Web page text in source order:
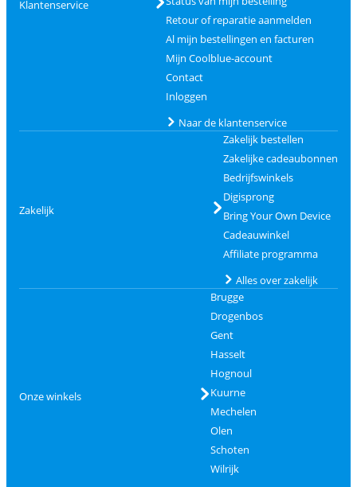
Klantenservice
Retour of reparatie aanmelden
Al mijn bestellingen en facturen
Mijn Coolblue-account
Contact
Inloggen
Naar de klantenservice
Zakelijk
Zakelijk bestellen
Zakelijke cadeaubonnen
Bedrijfswinkels
Digisprong
Bring Your Own Device
Cadeauwinkel
Affiliate programma
Alles over zakelijk
Onze winkels
Brugge
Drogenbos
Gent
Hasselt
Hognoul
Kuurne
Mechelen
Olen
Schoten
Wilrijk